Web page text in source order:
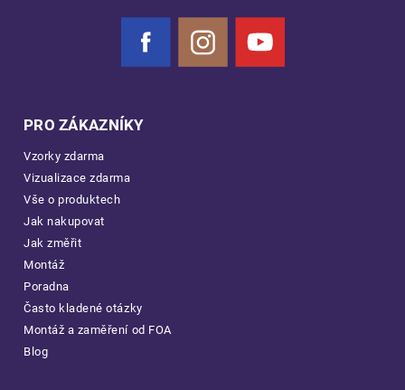
Facebook Instagram YouTube
PRO ZÁKAZNÍKY
Vzorky zdarma
Vizualizace zdarma
Vše o produktech
Jak nakupovat
Jak změřit
Montáž
Poradna
Často kladené otázky
Montáž a zaměření od FOA
Blog